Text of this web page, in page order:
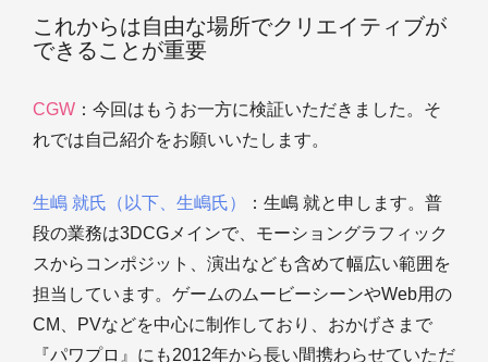
これからは自由な場所でクリエイティブが
できることが重要
CGW ：今回はもうお一方に検証いただきました。そ
れでは自己紹介をお願いいたします。
生嶋 就氏（以下、生嶋氏）
：生嶋 就と申します。普
段の業務は3DCGメインで、モーショングラフィック
スからコンポジット、演出なども含めて幅広い範囲を
担当しています。ゲームのムービーシーンやWeb用の
CM、PVなどを中心に制作しており、おかげさまで
『パワプロ』にも2012年から長い間携わらせていただ